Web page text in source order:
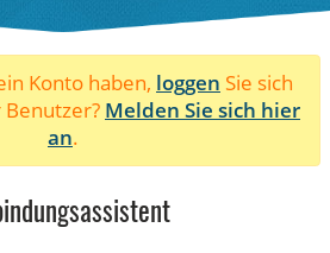
Konto haben, loggen Sie sich
Melden Sie sich hier
an.